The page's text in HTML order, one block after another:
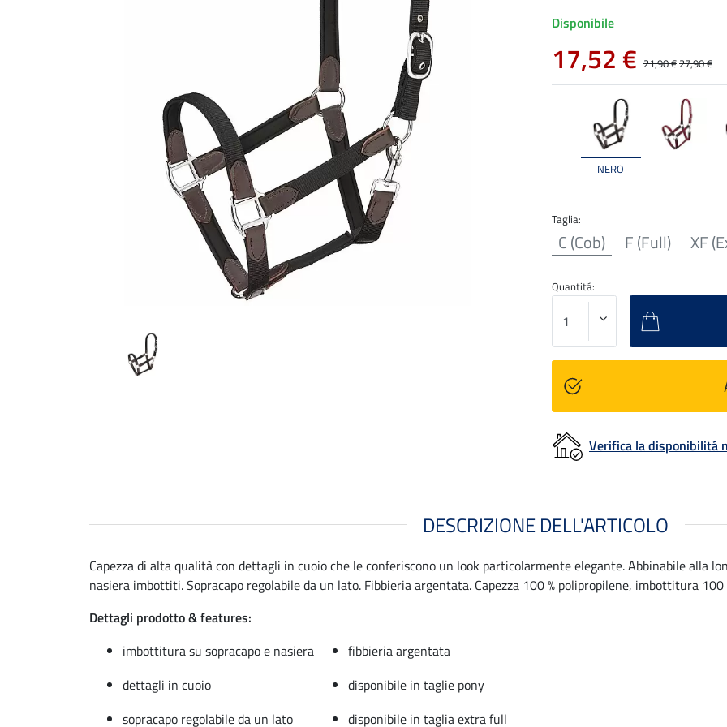
NERO
Taglia:
C (Cob) F (Full) XF
Disponibile
17,52 € 21,90 €27,90 €
Quantitá:
Verifica la disponibilitá
DESCRIZIONE DELL'ARTICOLO
Capezza di alta qualità con dettagli in cuoio che le conferiscono un look particolarmente elegante. Abbinabile alla
nasiera imbottiti. Sopracapo regolabile da un lato. Fibbieria argentata. Capezza 100 % polipropilene, imbottitura 100
Dettagli prodotto & features:
imbottitura su sopracapo e nasiera
fibbieria argentata
dettagli in cuoio
disponibile in taglie pony
sopracapo regolabile da un lato
disponibile in taglia extra full